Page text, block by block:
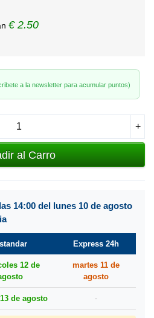
€ 2.50
a la newsletter para acumular puntos)
+
al Carro
14:00 del lunes 10 de agosto
Express 24h
12 de
martes 11 de
agosto
de agosto -